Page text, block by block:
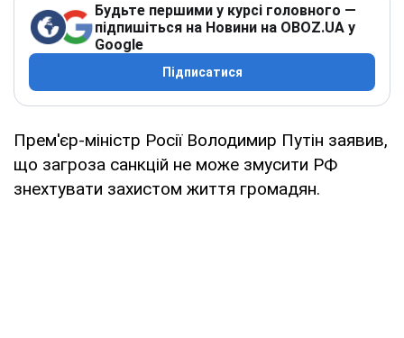
Будьте першими у курсі головного —
підпишіться на Новини на OBOZ.UA у
Google
Підписатися
Прем'єр-міністр Росії Володимир Путін заявив,
що загроза санкцій не може змусити РФ
знехтувати захистом життя громадян.